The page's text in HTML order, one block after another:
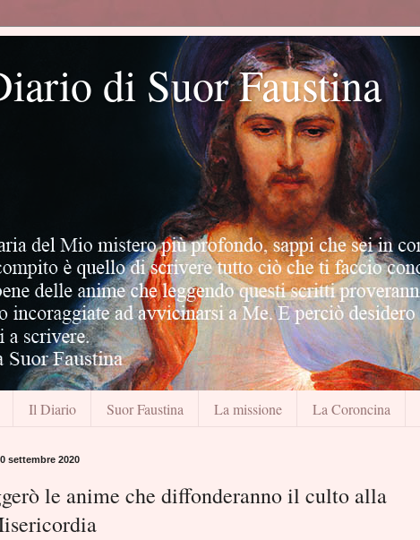
di Suor Faustina
Il Diario Suor Faustina La missione La Coroncina
settembre 2020
le anime che diffonderanno il culto alla